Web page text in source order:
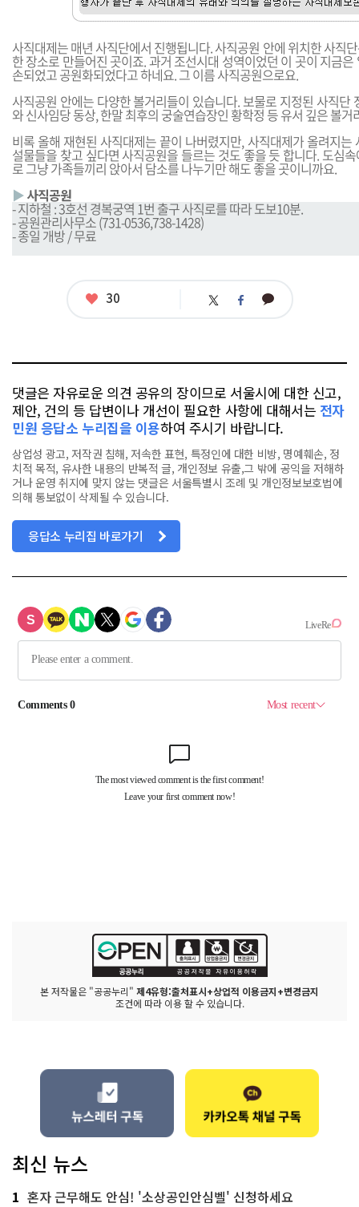
사직대제는 매년 사직단에서 진행됩니다. 사직공원 안에 위치한 사직
한 장소로 만들어진 곳이죠. 과거 조선시대 성역이었던 이 곳이 지금
손되었고 공원화되었다고 하네요. 그 이름 사직공원으로요.
사직공원 안에는 다양한 볼거리들이 있습니다. 보물로 지정된 사직단
와 신사임당 동상, 한말 최후의 궁술연습장인 황학정 등 유서 깊은 볼거
비록 올해 재현된 사직대제는 끝이 나버렸지만, 사직대제가 올려지는
설물들을 찾고 싶다면 사직공원을 들르는 것도 좋을 듯 합니다. 도심
로 그냥 가족들끼리 앉아서 담소를 나누기만 해도 좋을 곳이니까요.
▶사직공원
- 지하철 : 3호선 경복궁역 1번 출구 사직로를 따라 도보10분.
- 공원관리사무소 (731-0536,738-1428)
- 종일 개방 / 무료
좋
30 트 페 카
댓글은 자유로운 의견 공유의 장이므로 서울시에 대한 신고,
제안, 건의 등 답변이나 개선이 필요한 사항에 대해서는 전자
민원 응답소 누리집을 이용하여 주시기 바랍니다.
상업성 광고, 저작권 침해, 저속한 표현, 특정인에 대한 비방, 명예훼손, 정
치적 목적, 유사한 내용의 반복적 글, 개인정보 유출,그 밖에 공익을 저해하
거나 운영 취지에 맞지 않는 댓글은 서울특별시 조례 및 개인정보보호법에
의해 통보없이 삭제될 수 있습니다.
응답소 누리집 바로가기
본 저작물은 "공공누리" 제4유형:출처표시+상업적 이용금지+변경금지
조건에 따라 이용 할 수 있습니다.
최신 뉴스
1 혼자 근무해도 안심! '소상공인안심벨' 신청하세요